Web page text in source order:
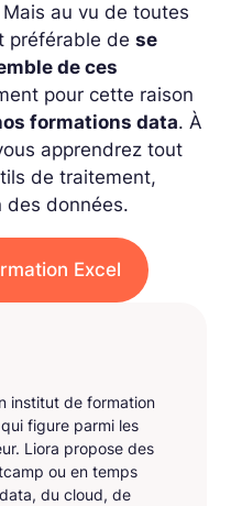
au vu de toutes
préférable de se
de ces
pour cette raison
formations data. À
apprendrez tout
de traitement,
des données.
Excel
institut de formation
figure parmi les
Liora propose des
ou en temps
du cloud, de